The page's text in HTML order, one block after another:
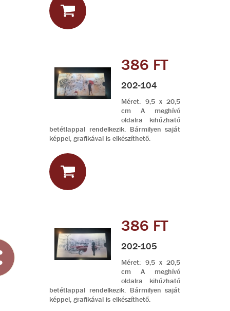
386 FT
202-104
Méret: 9,5 x 20,5
cm A meghívó
oldalra kihúzható
betétlappal rendelkezik. Bármilyen saját
képpel, grafikával is elkészíthető.
386 FT
202-105
Méret: 9,5 x 20,5
cm A meghívó
oldalra kihúzható
betétlappal rendelkezik. Bármilyen saját
képpel, grafikával is elkészíthető.